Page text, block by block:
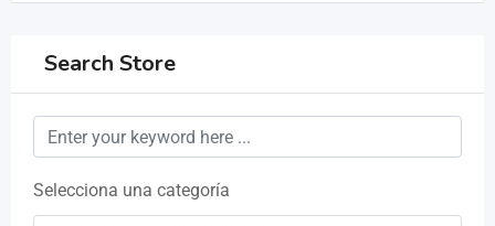
Search Store
Selecciona una categoría